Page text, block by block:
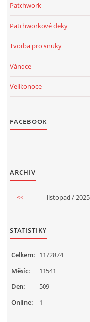
Patchwork
Patchworkové deky
Tvorba pro vnuky
Vánoce
Velikonoce
FACEBOOK
ARCHIV
<< listopad / 2025
STATISTIKY
Online: 1
Celkem: 1172874
Měsíc:
11541
Den:
509